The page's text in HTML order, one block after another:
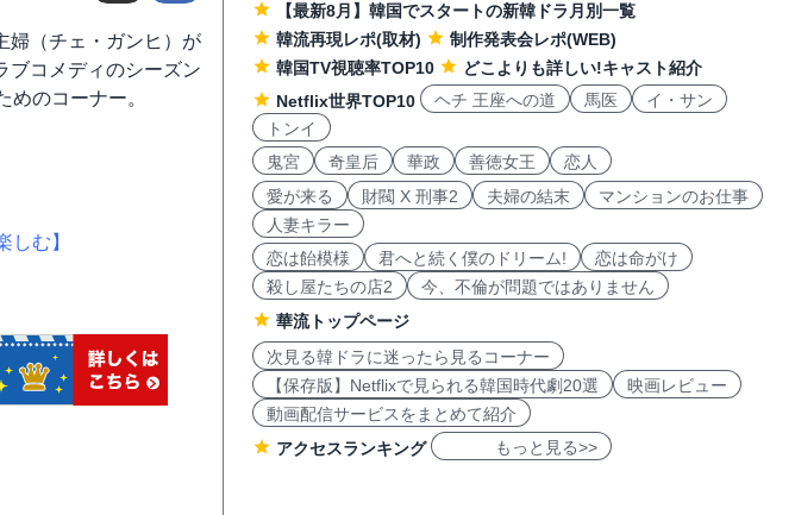
婦（チェ・ガンヒ）が
ブコメディのシーズン
めのコーナー。
しむ】
【最新8月】韓国でスタートの新韓ドラ月別一覧
韓流再現レポ(取材)
制作発表会レポ(WEB)
韓国TV視聴率TOP10
どこよりも詳しい!キャスト紹介
Netflix世界TOP10
ヘチ 王座への道 馬医
イ・サン
トンイ
鬼宮
奇皇后 華政 善徳女王
恋人
愛が来る
財閥 X 刑事2 夫婦の結末
マンションのお仕事
人妻キラー
恋は飴模様
君へと続く僕のドリーム!
恋は命がけ
殺し屋たちの店2
今、不倫が問題ではありません
華流トップページ
次見る韓ドラに迷ったら見るコーナー
【保存版】Netflixで見られる韓国時代劇20選
映画レビュー
動画配信サービスをまとめて紹介
アクセスランキング
もっと見る>>